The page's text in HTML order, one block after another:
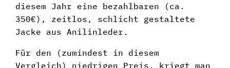
diesem Jahr eine bezahlbaren (ca.
350€), zeitlos, schlicht gestaltete
Jacke aus Anilinleder.
Für den (zumindest in diesem
Vergleich) niedrigen Preis, kriegt man